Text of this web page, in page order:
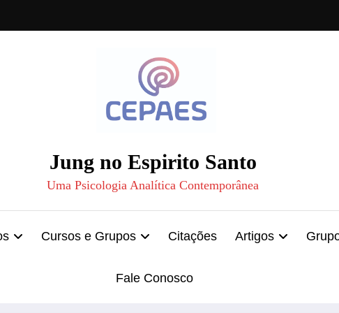
Jung no Espirito Santo
Uma Psicologia Analítica Contemporânea
Cursos e Grupos Citações Artigos
Fale Conosco